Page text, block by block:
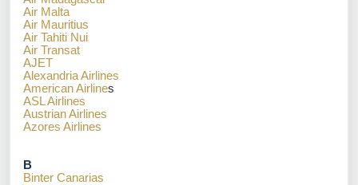
Air Malta
Air Mauritius
Air Tahiti Nui
Air Transat
AJET
Alexandria Airlines
American Airlines
ASL Airlines
Austrian Airlines
Azores Airlines
B
Binter Canarias